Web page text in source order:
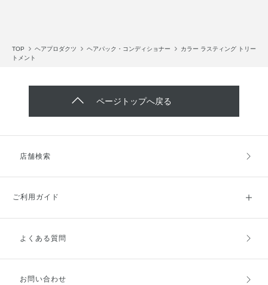
TOP ヘアプロダクツ ヘアパック・コンディショナー
カラー ラスティング トリー
トメント
ページトップへ戻る
店舗検索
ご利用ガイド
ご利用ガイドトップ
お支払方法
よくある質問
お問い合わせ